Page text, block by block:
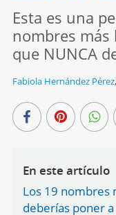
Esta es una
nombres
que NUNCA
Fabiola Hernández Pérez,
En este artículo
Los 19 nombres
deberías poner